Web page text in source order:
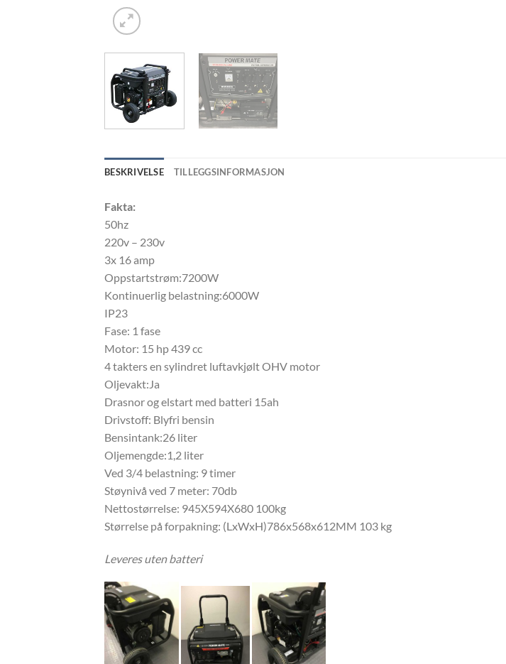
BESKRIVELSE TILLEGGSINFORMASJON
Fakta:
50hz
220v – 230v
3x 16 amp
Oppstartstrøm:7200W
Kontinuerlig belastning:6000W
IP23
Fase: 1 fase
Motor: 15 hp 439 cc
4 takters en sylindret luftavkjølt OHV motor
Oljevakt:Ja
Drasnor og elstart med batteri 15ah
Drivstoff: Blyfri bensin
Bensintank:26 liter
Oljemengde:1,2 liter
Ved 3/4 belastning: 9 timer
Støynivå ved 7 meter: 70db
Nettostørrelse: 945X594X680 100kg
Størrelse på forpakning: (LxWxH)786x568x612MM 103 kg
Leveres uten batteri